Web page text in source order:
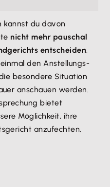
kannst du davon
nicht mehr pauschal
entscheiden,
den Anstellungs-
besondere Situation
anschauen werden.
bietet
Möglichkeit, ihre
anzufechten.